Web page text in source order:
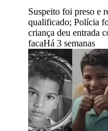
Suspeito foi preso e
qualificado; Polícia
criança deu entrada
facaHá 3 semanas